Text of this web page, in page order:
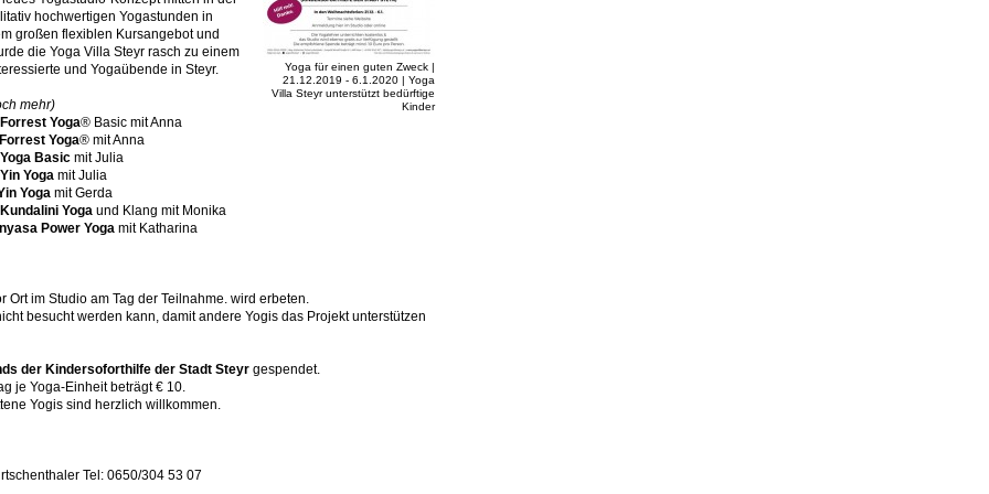
Yoga für einen guten Zweck |
21.12.2019 - 6.1.2020 | Yoga
Villa Steyr unterstützt bedürftige
Kinder
hochwertigen Yogastunden in
großen flexiblen Kursangebot und
die Yoga Villa Steyr rasch zu einem
und Yogaübende in Steyr.
mehr)
Forrest Yoga® Basic mit Anna
Forrest Yoga® mit Anna
Yoga Basic mit Julia
Yin Yoga mit Julia
Yoga mit Gerda
Kundalini Yoga und Klang mit Monika
Power Yoga mit Katharina
Ort im Studio am Tag der Teilnahme. wird erbeten.
besucht werden kann, damit andere Yogis das Projekt unterstützen
der Kindersoforthilfe der Stadt Steyr gespendet.
je Yoga-Einheit beträgt € 10.
Yogis sind herzlich willkommen.
Tel: 0650/304 53 07